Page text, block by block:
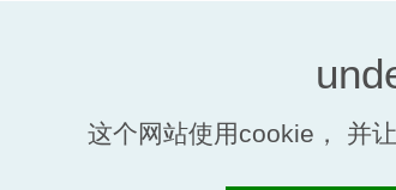
本次会议将提供结构化的议程，融合专
、制造商和运营商提供了一个平台，
打造可靠、高效且可持续的制冷系统。
这个网站使用cookie， 并